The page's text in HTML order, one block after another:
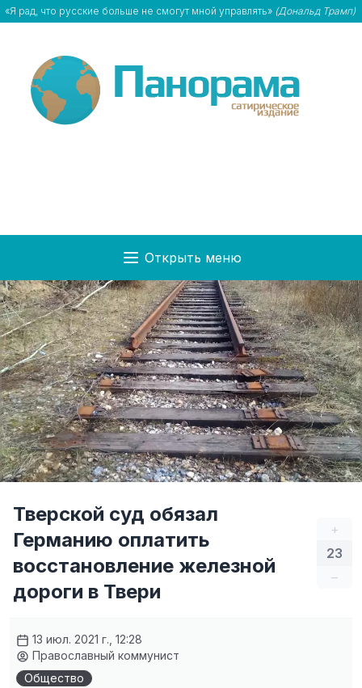
«Я рад, что русские больше не смогут мной управлять» (Дональд Трамп)
Открыть меню
+
23
–
Тверской суд обязал
Германию оплатить
восстановление железной
дороги в Твери
13 июл. 2021 г., 12:28
Православный коммунист
Общество